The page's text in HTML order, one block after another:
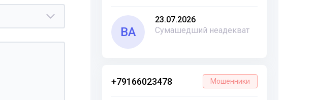
ВА
23.07.2026
Сумашедший неадекват
+79166023478 Мошенники